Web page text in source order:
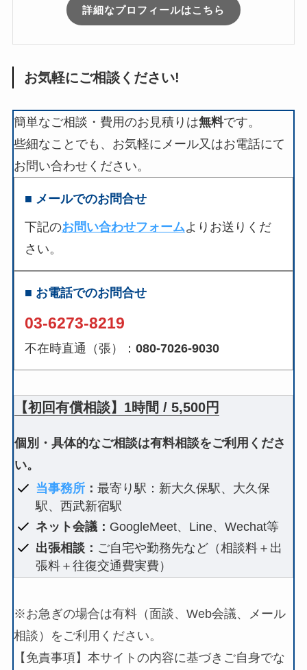
詳細なプロフィールはこちら
お気軽にご相談ください!
簡単なご相談・費用のお見積りは無料です。
些細なことでも、お気軽にメール又はお電話にて
お問い合わせください。
■ メールでのお問合せ
下記のお問い合わせフォームよりお送りくだ
さい。
■ お電話でのお問合せ
03-6273-8219
不在時直通（張）： 080-7026-9030
【初回有償相談】1時間 / 5,500円
個別・具体的なご相談は有料相談をご利用くださ
い。
当事務所 ：最寄り駅：新大久保駅、大久保
駅、西武新宿駅
ネット会議： GoogleMeet、Line、Wechat等
出張相談： ご自宅や勤務先など（相談料＋出
張料＋往復交通費実費）
※お急ぎの場合は有料（面談、Web会議、メール
相談）をご利用ください。
【免責事項】本サイトの内容に基づきご自身でな